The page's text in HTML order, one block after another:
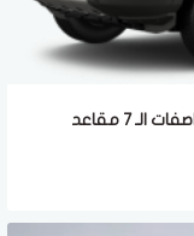
بالفيديو.. تويوتا برادو TXL2 موديل 2025.. مواصفات الـ 7 مقاعد